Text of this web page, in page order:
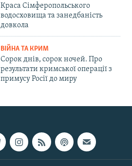
Краса Сімферопольського
водосховища та занедбаність
довкола
ВІЙНА ТА КРИМ
Сорок днів, сорок ночей. Про
результати кримської операції з
примусу Росії до миру